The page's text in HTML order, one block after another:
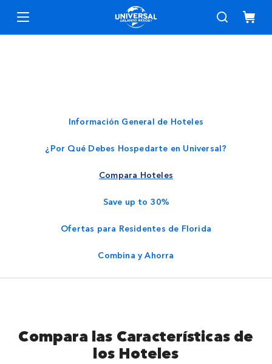
Información General de Hoteles
¿Por Qué Debes Hospedarte en Universal?
Compara Hoteles
Save up to 30%
Ofertas para Residentes de Florida
Combina y Ahorra
Compara las Características de
los Hoteles
Value Inns and Suites
Signature Collection